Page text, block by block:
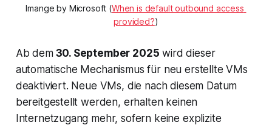
Imange by Microsoft (When is default outbound access
provided?)
Ab dem30. September 2025 wird dieser
automatische Mechanismus für neu erstellte VMs
deaktiviert. Neue VMs, die nach diesem Datum
bereitgestellt werden, erhalten keinen
Internetzugang mehr, sofern keine explizite